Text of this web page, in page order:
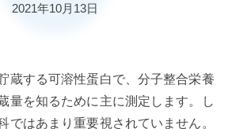
2021年10月13日
蔵する可溶性蛋白で、分子整合栄養
量を知るために主に測定します。し
ではあまり重要視されていません。